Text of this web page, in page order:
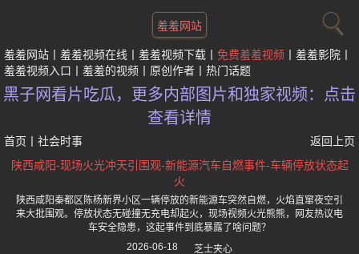
羞羞网站
羞羞网站 羞羞视频在线 羞羞视频下载 免费羞羞视频
羞羞影院
羞羞视频入口
羞羞的视频 原创作者 热门话题
黑子网看片吃瓜，更多内部图片和独家视频：点击
查看详情
首页 社会时事
返回上页
陕西咸阳-现场火光冲天引围观-新能源汽车自燃事件-车辆停放状态起
火
陕西咸阳秦都区陈杨新界小区一辆停放的新能源车突然自燃，火焰直窜夜空引
来大批围观。停放状态无碰撞无充电却起火，现场视频火光熊熊，网友热议电
车安全隐患，这起事件到底暴露了啥问题？
2026-06-18
芝士夹心